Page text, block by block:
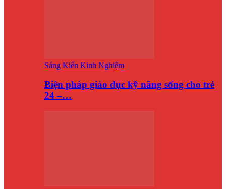
Sáng Kiến Kinh Nghiệm
Biện pháp giáo dục kỹ năng sống cho trẻ
24 –…